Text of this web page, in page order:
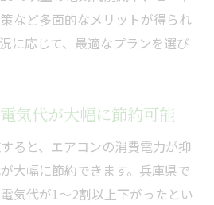
など多面的なメリットが得られ
に応じて、最適なプランを選び
気代が大幅に節約可能
ると、エアコンの消費電力が抑
大幅に節約できます。兵庫県で
気代が1〜2割以上下がったとい